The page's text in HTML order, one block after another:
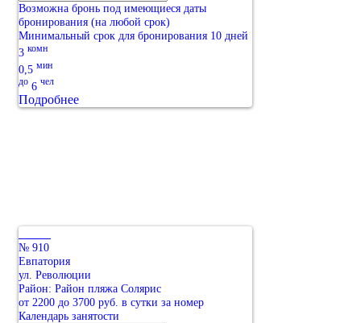
Возможна бронь под имеющиеся даты
бронирования (на любой срок)
Минимальный срок для бронирования 10 дней
3 комн
0,5 мин
до 6 чел
Подробнее
№ 910
Евпатория
ул. Революции
Район: Район пляжа Солярис
от 2200 до 3700 руб. в сутки за номер
Календарь занятости